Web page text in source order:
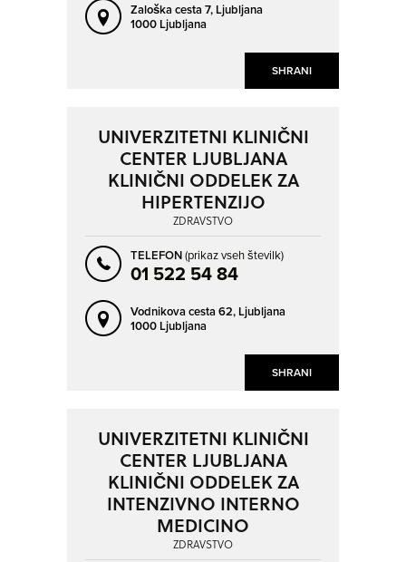
SHRANI
Zaloška cesta 7, Ljubljana
1000 Ljubljana
SHRANI
UNIVERZITETNI KLINIČNI
CENTER LJUBLJANA
KLINIČNI ODDELEK ZA
HIPERTENZIJO
ZDRAVSTVO
TELEFON(prikaz vseh številk)
01 522 54 84
Vodnikova cesta 62, Ljubljana
1000 Ljubljana
UNIVERZITETNI KLINIČNI
CENTER LJUBLJANA
KLINIČNI ODDELEK ZA
INTENZIVNO INTERNO
MEDICINO
ZDRAVSTVO